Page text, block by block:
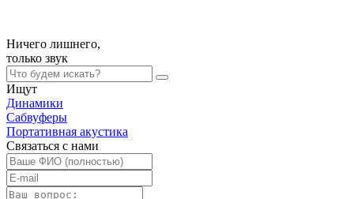
Ничего лишнего,
только звук
Ищут
Динамики
Сабвуферы
Портативная акустика
Связаться с нами